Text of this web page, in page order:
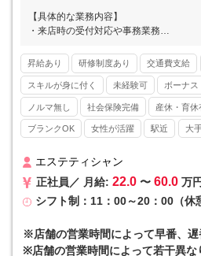
【具体的な業務内容】
・来店時の受付対応や事務業務
・カルテ作成
※お客様の8割以上がひげ脱毛です。
■■ メンズクリアとは ■■
メンズ美容が注目され始めた2013年に
都道府県すべてに店舗をかまえるリーデ
を集めています。
■■ 他社と差を付けるマーケティング力
自社のマーケティング部門によって
本社で吸い上げる組織体制を整えていま
でを本社で集約していることから、店舗
昇給あり 研修制度あり 交通費支給
スキルが身に付く 未経験可 ボーナス
ノルマ無し 社会保険完備 産休・育休
ブランクOK 女性が活躍 駅近 大
エステティシャン
正社員／ 月給: 22.0 〜 60.0 万円
シフト制：11：00～20：00（休
※店舗の営業時間によって早番、遅
※店舗の営業時間によって若干異な